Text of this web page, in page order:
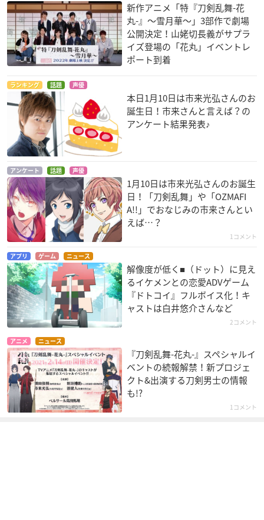
新作アニメ「特『刀剣乱舞-花
丸-』～雪月華～」3部作で劇場
公開決定！山姥切長義がサプラ
イズ登場の「花丸」イベントレ
ポート到着
ランキング 話題 声優
本日1月10日は市来光弘さんのお
誕生日！市来さんと言えば？の
アンケート結果発表♪
アンケート 話題 声優
1月10日は市来光弘さんのお誕生
日！「刀剣乱舞」や「OZMAFI
A!!」でおなじみの市来さんとい
えば…？
1コメント
アプリ ゲーム ニュース
解像度が低く■（ドット）に見え
るイケメンとの恋愛ADVゲーム
『ドトコイ』フルボイス化！キ
ャストは白井悠介さんなど
2コメント
アニメ ニュース
『刀剣乱舞-花丸-』スペシャルイ
ベントの続報解禁！新プロジェ
クト&出演する刀剣男士の情報
も!?
1コメント